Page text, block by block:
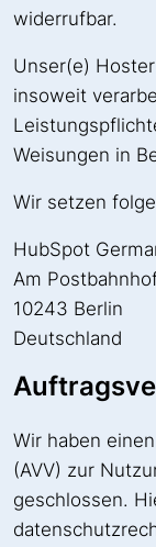
widerrufbar.
Unser(e)
insoweit
Weisungen in
Wir setzen
HubSpot
Am
10243 Berlin
Deutschland
Wir haben
(AVV) zur
geschlossen.